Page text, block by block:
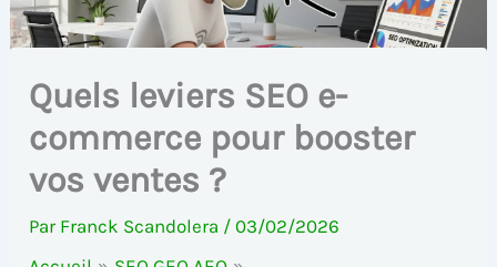
Quels leviers SEO e-
commerce pour booster
vos ventes ?
Par Franck Scandolera /03/02/2026